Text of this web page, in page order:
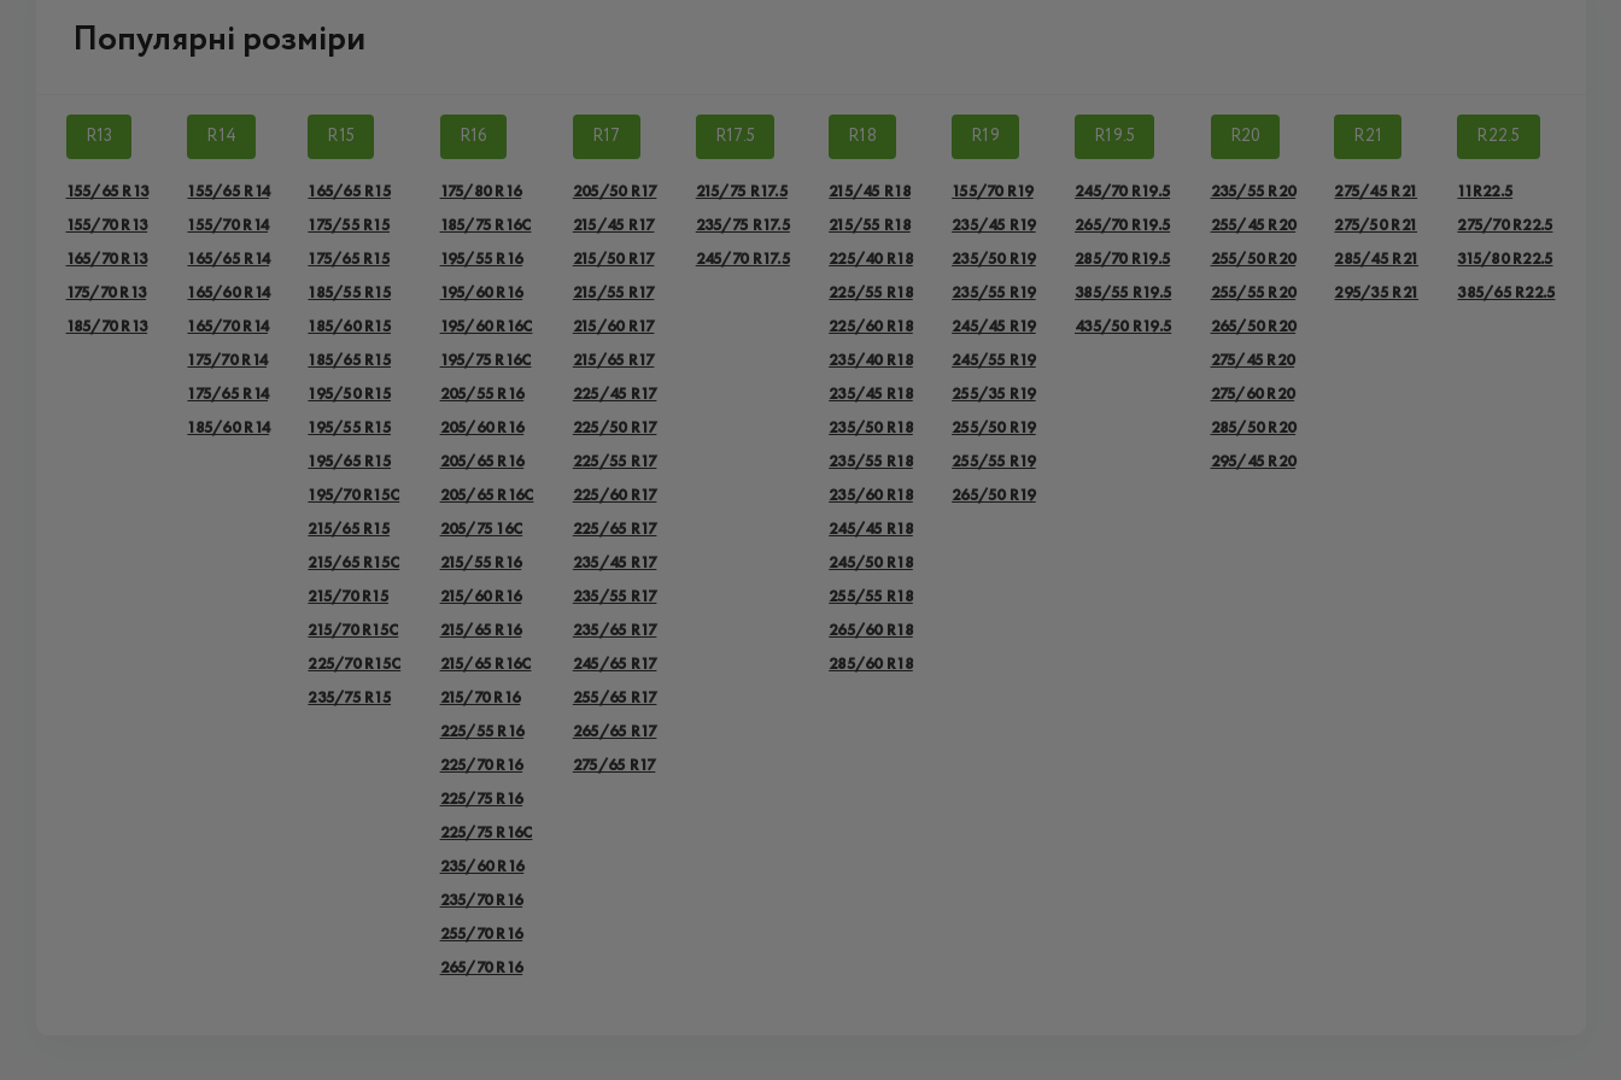
Популярні розміри
R13
155/65 R13
155/70 R13
165/70 R13
175/70 R13
185/70 R13
R14
155/65 R14
155/70 R14
165/65 R14
165/60 R14
165/70 R14
175/70 R14
175/65 R14
185/60 R14
R15
165/65 R15
175/55 R15
175/65 R15
185/55 R15
185/60 R15
185/65 R15
195/50 R15
195/55 R15
195/65 R15
195/70 R15C
215/65 R15
215/65 R15C
215/70 R15
215/70 R15C
225/70 R15C
235/75 R15
R16
175/80 R16
185/75 R16C
195/55 R16
195/60 R16
195/60 R16C
195/75 R16C
205/55 R16
205/60 R16
205/65 R16
205/65 R16C
205/75 16C
215/55 R16
215/60 R16
215/65 R16
215/65 R16C
215/70 R16
225/55 R16
225/70 R16
225/75 R16
225/75 R16С
235/60 R16
235/70 R16
255/70 R16
265/70 R16
R17
205/50 R17
215/45 R17
215/50 R17
215/55 R17
215/60 R17
215/65 R17
225/45 R17
225/50 R17
225/55 R17
225/60 R17
225/65 R17
235/45 R17
235/55 R17
235/65 R17
245/65 R17
255/65 R17
265/65 R17
275/65 R17
R17.5
215/75 R17.5
235/75 R17.5
245/70 R17.5
R18
215/45 R18
215/55 R18
225/40 R18
225/55 R18
225/60 R18
235/40 R18
235/45 R18
235/50 R18
235/55 R18
235/60 R18
245/45 R18
245/50 R18
255/55 R18
265/60 R18
285/60 R18
R19
155/70 R19
235/45 R19
235/50 R19
235/55 R19
245/45 R19
245/55 R19
255/35 R19
255/50 R19
255/55 R19
265/50 R19
R19.5
245/70 R19.5
265/70 R19.5
285/70 R19.5
385/55 R19.5
435/50 R19.5
R20
235/55 R20
255/45 R20
255/50 R20
255/55 R20
265/50 R20
275/45 R20
275/60 R20
285/50 R20
295/45 R20
R21
275/45 R21
275/50 R21
285/45 R21
295/35 R21
R22.5
11R22.5
275/70 R22.5
315/80 R22.5
385/65 R22.5